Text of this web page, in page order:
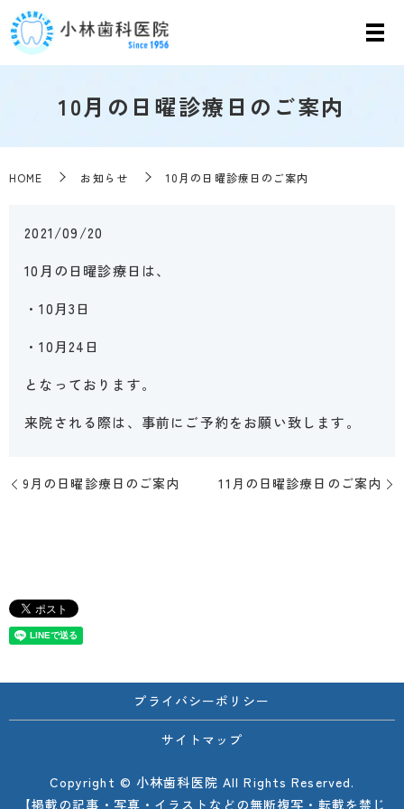
10月の日曜診療日のご案内
HOME お知らせ 10月の日曜診療日のご案内
2021/09/20
10月の日曜診療日は、
・10月3日
・10月24日
となっております。
来院される際は、事前にご予約をお願い致します。
9月の日曜診療日のご案内 11月の日曜診療日のご案内
プライバシーポリシー
サイトマップ
Copyright © 小林歯科医院 All Rights Reserved.
【掲載の記事・写真・イラストなどの無断複写・転載を禁じ